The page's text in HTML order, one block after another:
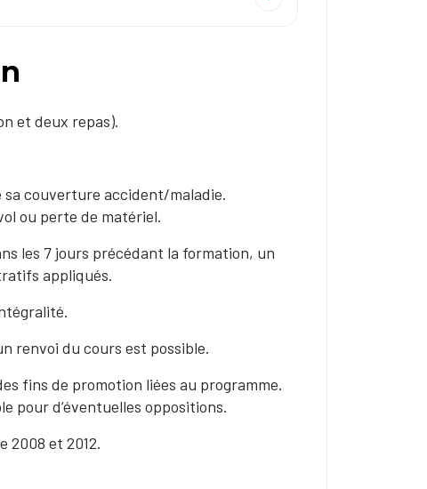
et deux repas).
couverture accident/maladie.
ou perte de matériel.
les 7 jours précédant la formation, un
appliqués.
renvoi du cours est possible.
fins de promotion liées au programme.
pour d’éventuelles oppositions.
2008 et 2012.